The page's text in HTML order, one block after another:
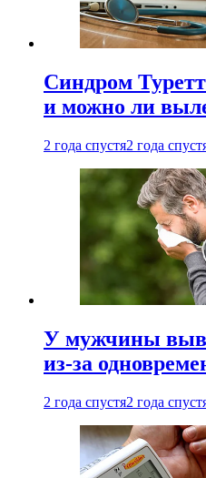
Синдром
и можно ли
2 года спустя2 года
У мужчины
из-за
2 года спустя2 года